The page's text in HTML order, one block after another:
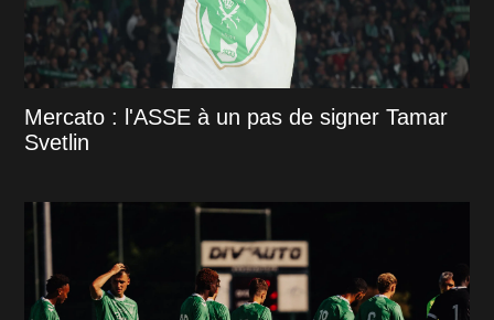
Mercato : l'ASSE à un pas de signer Tamar
Svetlin